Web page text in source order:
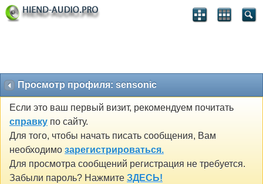
Просмотр профиля: sensonic
Если это ваш первый визит, рекомендуем почитать
справку по сайту.
Для того, чтобы начать писать сообщения, Вам
необходимо зарегистрироваться.
Для просмотра сообщений регистрация не требуется.
Забыли пароль? Нажмите ЗДЕСЬ!